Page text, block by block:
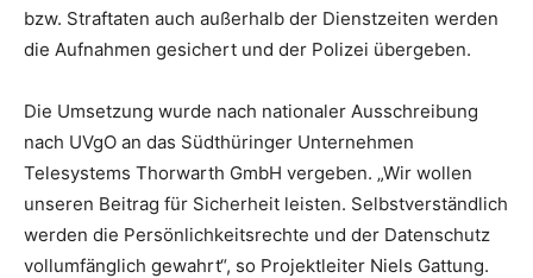
bzw. Straftaten auch außerhalb der Dienstzeiten werden
die Aufnahmen gesichert und der Polizei übergeben.
Die Umsetzung wurde nach nationaler Ausschreibung
nach UVgO an das Südthüringer Unternehmen
Telesystems Thorwarth GmbH vergeben. „Wir wollen
unseren Beitrag für Sicherheit leisten. Selbstverständlich
werden die Persönlichkeitsrechte und der Datenschutz
vollumfänglich gewahrt“, so Projektleiter Niels Gattung.